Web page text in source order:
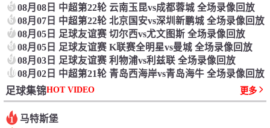
5 08月08日 中超第22轮 云南玉昆vs成都蓉城 全场录像回放
6 08月07日 中超第22轮 北京国安vs深圳新鹏城 全场录像回放
7 08月05日 足球友谊赛 切尔西vs尤文图斯 全场录像回放
8 08月05日 足球友谊赛 K联赛全明星vs曼城 全场录像回放
9 08月03日 足球友谊赛 利物浦vs利兹联 全场录像回放
1008月02日 中超第21轮 青岛西海岸vs青岛海牛 全场录像回放
足球集锦HOT VIDEO 更多
1 马特斯堡